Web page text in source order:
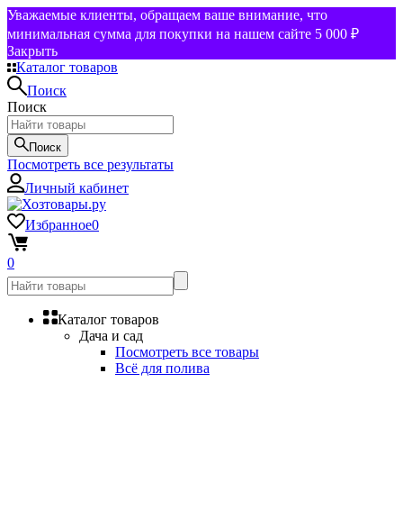
Уважаемые клиенты, обращаем ваше внимание, что
минимальная сумма для покупки на нашем сайте 5 000 ₽
Закрыть
Каталог товаров
Поиск
Поиск
Поиск
Посмотреть все результаты
Личный кабинет
Избранное0
0
Каталог товаров
Дача и сад
Посмотреть все товары
Всё для полива